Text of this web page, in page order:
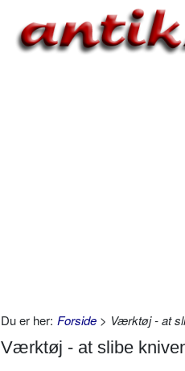
Du er her: Forside > Værktøj - at
Værktøj - at slibe